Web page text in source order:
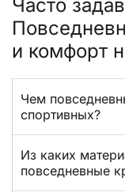
Часто
и комфорт
Чем
спортивных?
Из каких
повседневные